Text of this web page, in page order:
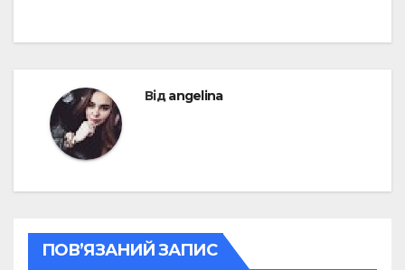
Відangelina
ПОВ’ЯЗАНИЙ ЗАПИС